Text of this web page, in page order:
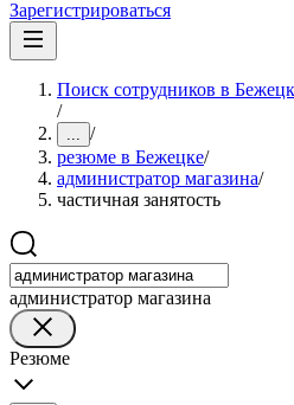
Зарегистрироваться
Поиск сотрудников в
/
... /
резюме в Бежецке/
администратор магазина/
частичная занятость
администратор магазина
Резюме